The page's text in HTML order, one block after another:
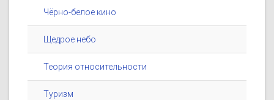
Чёрно-белое кино
Щедрое небо
Теория относительности
Туризм